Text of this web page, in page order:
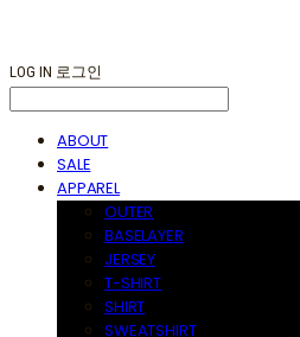
LOG IN 로그인
ABOUT
SALE
APPAREL
OUTER
BASELAYER
JERSEY
T-SHIRT
SHIRT
SWEATSHIRT